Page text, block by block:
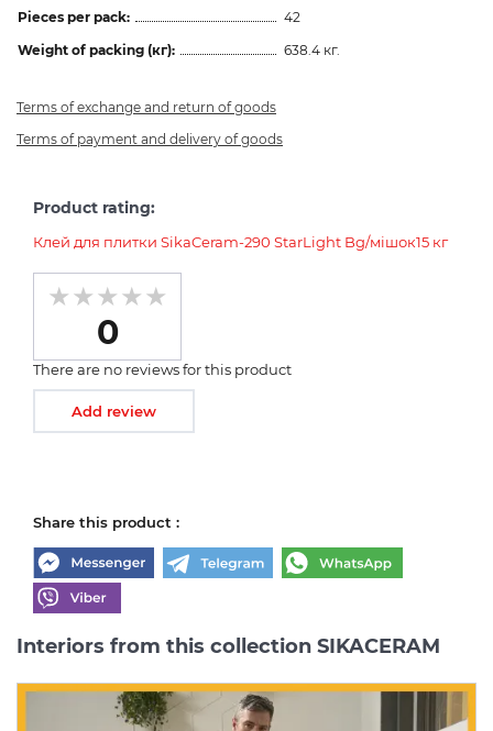
Pieces per pack:
42
Weight of packing (кг):
638.4 кг.
Terms of exchange and return of goods
Terms of payment and delivery of goods
Product rating:
Клей для плитки SikaCeram-290 StarLight Bg/мішок15 кг
0
There are no reviews for this product
Add review
Share this product :
Interiors from this collection SIKACERAM